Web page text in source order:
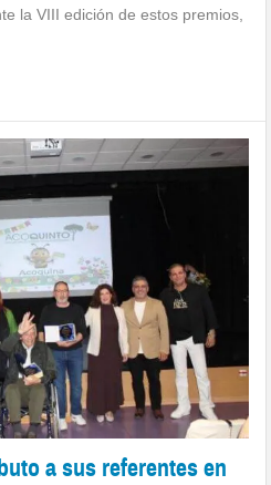
la VIII edición de estos premios,
a sus referentes en